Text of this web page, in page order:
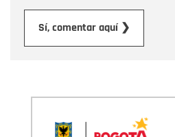
Sí, comentar aquí ❯